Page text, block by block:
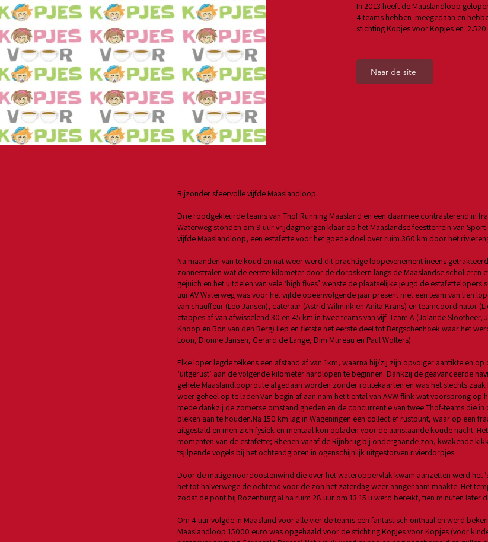
In 2013 heeft de Maaslandloop
4 teams hebben meegedaan en
stichting Kopjes voor Kopjes en
Naar de site
Bijzonder sfeervolle vijfde Maaslandloop.
Drie roodgekleurde teams van Thof Running Maasland en een daarmee contrasterend in
Waterweg stonden om 9 uur vrijdagmorgen klaar op het Maaslandse feestterrein van
vijfde Maaslandloop, een estafette voor het goede doel over ruim 360 km door het
Na maanden van te koud en nat weer werd dit prachtige loopevenement ineens
zonnestralen wat de eerste kilometer door de dorpskern langs de Maaslandse scholieren
gejuich en het uitdelen van vele ‘high fives’ wenste de plaatselijke jeugd de
uur.AV Waterweg was voor het vijfde opeenvolgende jaar present met een team van tien
van chauffeur (Leo Jansen), cateraar (Astrid Wilmink en Anita Krans) en teamcoördinator
etappes af van afwisselend 30 en 45 km in twee teams van vijf. Team A (Jolande Slootheer,
Knoop en Ron van den Berg) liep en fietste het eerste deel tot Bergschenhoek waar het
Loon, Dionne Jansen, Gerard de Lange, Dim Mureau en Paul Wolters).
Elke loper legde telkens een afstand af van 1km, waarna hij/zij zijn opvolger aantikte en
‘uitgerust’ aan de volgende kilometer hardlopen te beginnen. Dankzij de geavanceerde
gehele Maaslandlooproute afgedaan worden zonder routekaarten en was het slechts
weer geheel op te laden.Van begin af aan nam het tiental van AVW flink wat voorsprong op
mede dankzij de zomerse omstandigheden en de concurrentie van twee Thof-teams die
bleken aan te houden.Na 150 km lag in Wageningen een collectief rustpunt, waar op een
uitgestald en men zich fysiek en mentaal kon opladen voor de aanstaande koude nacht.
momenten van de estafette; Rhenen vanaf de Rijnbrug bij ondergaande zon, kwakende
tsjilpende vogels bij het ochtendgloren in ogenschijnlijk uitgestorven rivierdorpjes.
Door de matige noordoostenwind die over het wateroppervlak kwam aanzetten werd het
het tot halverwege de ochtend voor de zon het zaterdag weer aangenaam maakte. Het
zodat de pont bij Rozenburg al na ruim 28 uur om 13.15 u werd bereikt, tien minuten later
Om 4 uur volgde in Maasland voor alle vier de teams een fantastisch onthaal en werd
Maaslandloop 15000 euro was opgehaald voor de stichting Kopjes voor Kopjes (voor